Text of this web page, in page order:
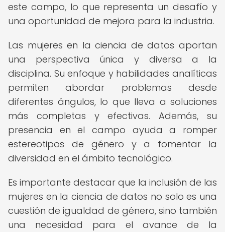
este campo, lo que representa un desafío y
una oportunidad de mejora para la industria.
Las mujeres en la ciencia de datos aportan
una perspectiva única y diversa a la
disciplina. Su enfoque y habilidades analíticas
permiten abordar problemas desde
diferentes ángulos, lo que lleva a soluciones
más completas y efectivas. Además, su
presencia en el campo ayuda a romper
estereotipos de género y a fomentar la
diversidad en el ámbito tecnológico.
Es importante destacar que la inclusión de las
mujeres en la ciencia de datos no solo es una
cuestión de igualdad de género, sino también
una necesidad para el avance de la